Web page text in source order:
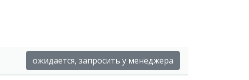
ожидается, запросить у менеджера